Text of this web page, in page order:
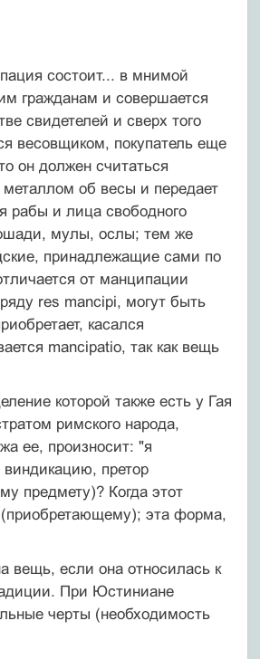
состоит... в мнимой
гражданам и совершается
свидетелей и сверх того
весовщиком, покупатель еще
он должен считаться
об весы и передает
рабы и лица свободного
мулы, ослы; тем же
принадлежащие сами по
от манципации
res mancipi, могут быть
касался
mancipatio, так как вещь
которой также есть у Гая
римского народа,
ее, произносит: "я
виндикацию, претор
предмету)? Когда этот
(приобретающему); эта форма,
вещь, если она относилась к
При Юстиниане
черты (необходимость